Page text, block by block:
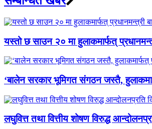
यस्तो छ साउन २० मा हुलाकमार्फत्
‘बालेन सरकार भूमिगत संगठन जस्तै,
लघुवित्त तथा वित्तीय शोषण विरुद्ध